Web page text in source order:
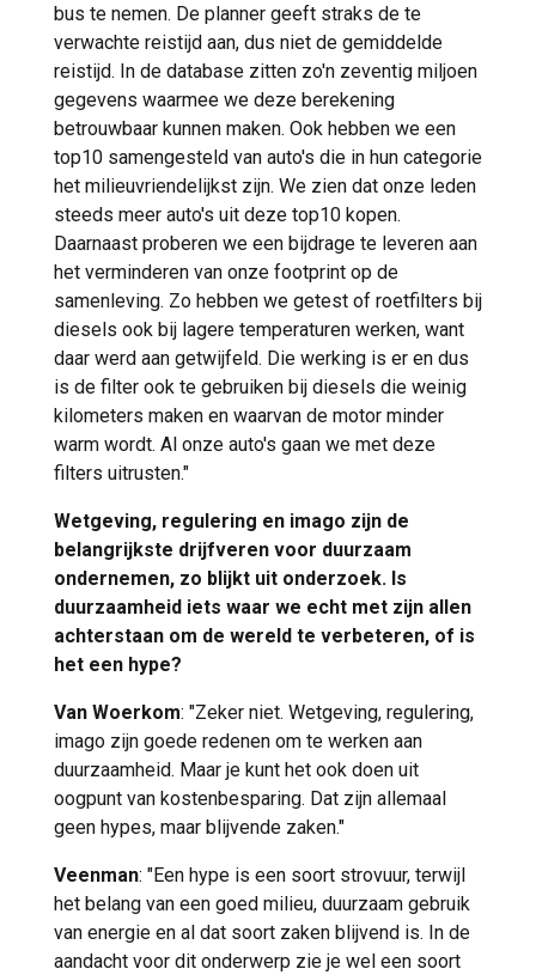
bus te nemen. De planner geeft straks de te
verwachte reistijd aan, dus niet de gemiddelde
reistijd. In de database zitten zo'n zeventig miljoen
gegevens waarmee we deze berekening
betrouwbaar kunnen maken. Ook hebben we een
top10 samengesteld van auto's die in hun categorie
het milieuvriendelijkst zijn. We zien dat onze leden
steeds meer auto's uit deze top10 kopen.
Daarnaast proberen we een bijdrage te leveren aan
het verminderen van onze footprint op de
samenleving. Zo hebben we getest of roetfilters bij
diesels ook bij lagere temperaturen werken, want
daar werd aan getwijfeld. Die werking is er en dus
is de filter ook te gebruiken bij diesels die weinig
kilometers maken en waarvan de motor minder
warm wordt. Al onze auto's gaan we met deze
filters uitrusten."
Wetgeving, regulering en imago zijn de
belangrijkste drijfveren voor duurzaam
ondernemen, zo blijkt uit onderzoek. Is
duurzaamheid iets waar we echt met zijn allen
achterstaan om de wereld te verbeteren, of is
het een hype?
Van Woerkom: "Zeker niet. Wetgeving, regulering,
imago zijn goede redenen om te werken aan
duurzaamheid. Maar je kunt het ook doen uit
oogpunt van kostenbesparing. Dat zijn allemaal
geen hypes, maar blijvende zaken."
Veenman: "Een hype is een soort strovuur, terwijl
het belang van een goed milieu, duurzaam gebruik
van energie en al dat soort zaken blijvend is. In de
aandacht voor dit onderwerp zie je wel een soort